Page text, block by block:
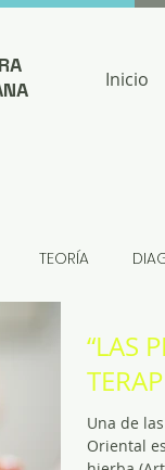
Inicio
TEORÍA
“LAS
Una de
Oriental